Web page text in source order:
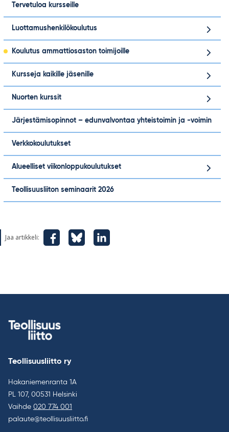
Tervetuloa kursseille
Luottamushenkilökoulutus
Koulutus ammattiosaston toimijoille
Kursseja kaikille jäsenille
Nuorten kurssit
Järjestämisopinnot – edunvalvontaa yhteistoimin ja -voimin
Verkkokoulutukset
Alueelliset viikonloppukoulutukset
Teollisuusliiton seminaarit 2026
Jaa artikkeli:
Teollisuusliitto ry
Hakaniemenranta 1A
PL 107, 00531 Helsinki
Vaihde 020 774 001
palaute@teollisuusliitto.fi